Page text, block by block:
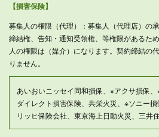
【損害保険】
募集人の権限（代理）：募集人（代理店）の
締結権、告知・通知受領権、等権限があるた
人の権限は（媒介）になります。契約締結の
りません。
あいおいニッセイ同和損保、※アクサ損保
ダイレクト損害保険、共栄火災、※ソニー
リッヒ保険会社、東京海上日動火災、三井